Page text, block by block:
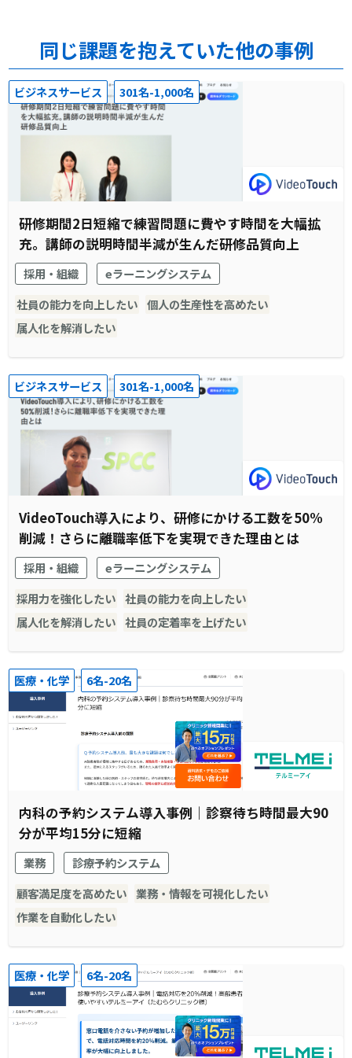
同じ課題を抱えていた他の事例
ビジネスサービス 301名-1,000名
研修期間2日短縮で練習問題に費やす時間を大幅拡
充。講師の説明時間半減が生んだ研修品質向上
採用・組織
eラーニングシステム
社員の能力を向上したい 個人の生産性を高めたい
属人化を解消したい
ビジネスサービス 301名-1,000名
VideoTouch導入により、研修にかける工数を50%
削減！さらに離職率低下を実現できた理由とは
採用・組織
eラーニングシステム
採用力を強化したい 社員の能力を向上したい
属人化を解消したい 社員の定着率を上げたい
医療・化学 6名-20名
内科の予約システム導入事例｜診察待ち時間最大90
分が平均15分に短縮
業務
診療予約システム
顧客満足度を高めたい 業務・情報を可視化したい
作業を自動化したい
医療・化学 6名-20名